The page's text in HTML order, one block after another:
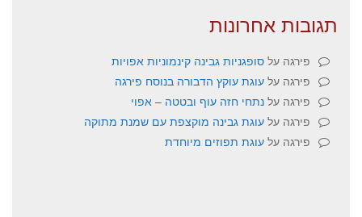
תגובות אחרונות
פירגה על סופגניות גבינה קינמוניות אפויות
פירגה על עוגת עוקץ הדבורה בנוסח פירגה
פירגה על נתחי חזה עוף ובטטה – אפוי
פירגה על עוגת גבינה מוקצפת עם שמנת מתוקה
פירגה על עוגת תפוזים מיוחדת